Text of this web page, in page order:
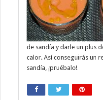
de sandía y darle un plus
calor. Así conseguirás un
sandía, ¡pruébalo!